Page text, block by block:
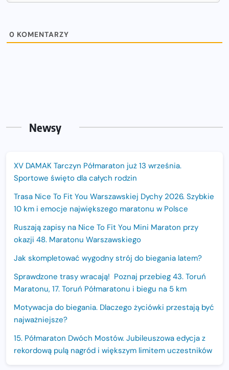
0 KOMENTARZY
Newsy
XV DAMAK Tarczyn Półmaraton już 13 września.
Sportowe święto dla całych rodzin
Trasa Nice To Fit You Warszawskiej Dychy 2026. Szybkie
10 km i emocje największego maratonu w Polsce
Ruszają zapisy na Nice To Fit You Mini Maraton przy
okazji 48. Maratonu Warszawskiego
Jak skompletować wygodny strój do biegania latem?
Sprawdzone trasy wracają! Poznaj przebieg 43. Toruń
Maratonu, 17. Toruń Półmaratonu i biegu na 5 km
Motywacja do biegania. Dlaczego życiówki przestają być
najważniejsze?
15. Półmaraton Dwóch Mostów. Jubileuszowa edycja z
rekordową pulą nagród i większym limitem uczestników